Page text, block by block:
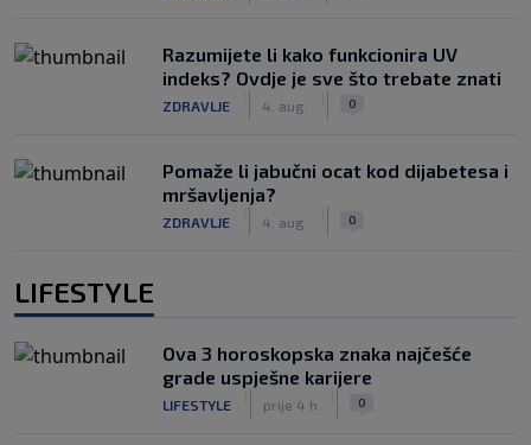
Razumijete li kako funkcionira UV
indeks? Ovdje je sve što trebate znati
ZDRAVLJE 4. aug. 0
Pomaže li jabučni ocat kod dijabetesa i
mršavljenja?
ZDRAVLJE 4. aug. 0
LIFESTYLE
Ova 3 horoskopska znaka najčešće
grade uspješne karijere
LIFESTYLE prije 4 h 0